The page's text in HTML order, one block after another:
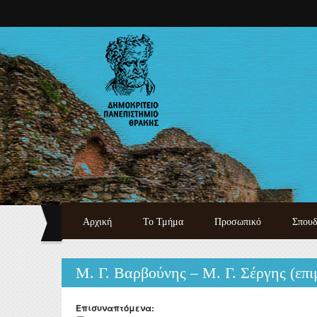
Αρχική Το Τμήμα
Καλωσόρισμα
Ιστορικό
Προσωπικό
Καθηγητές - Λέκτορες
Ειδικό Εκπαιδευτικό
Μ. Γ. Βαρβούνης – Μ. Γ. Σέργης
Επισυναπτόμενα: